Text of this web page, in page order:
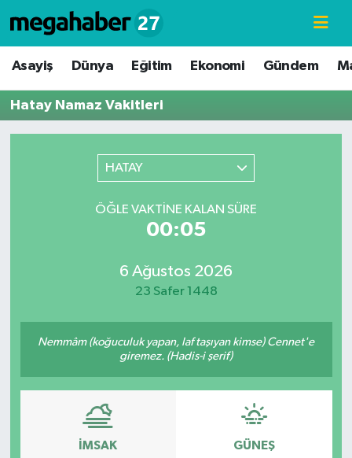
Asayiş Dünya Eğitim Ekonomi Gündem
Hatay Namaz Vakitleri
HATAY
ÖĞLE VAKTINE KALAN SÜRE
00:05
6 Ağustos 2026
23 Safer 1448
Nemmâm (koğuculuk yapan, laf taşıyan kimse) Cennet'e
giremez. (Hadis-i şerif)
İMSAK GÜNEŞ
Hava Durumu
Trafik Durumu
Tüm Manşetler
Son Dakika Haberleri